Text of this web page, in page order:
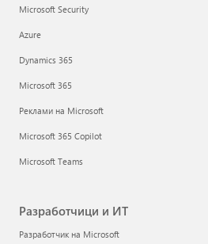
Microsoft Security
Azure
Dynamics 365
Microsoft 365
Реклами на Microsoft
Microsoft 365 Copilot
Microsoft Teams
Разработчици и ИТ
Разработчик на Microsoft